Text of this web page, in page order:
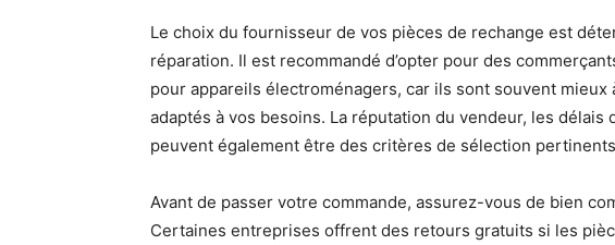
Le choix du fournisseur de vos pièces de rechange est
réparation. Il est recommandé d’opter pour des
pour appareils électroménagers, car ils sont souvent
adaptés à vos besoins. La réputation du vendeur, les
peuvent également être des critères de sélection
Avant de passer votre commande, assurez-vous de bien
Certaines entreprises offrent des retours gratuits si les